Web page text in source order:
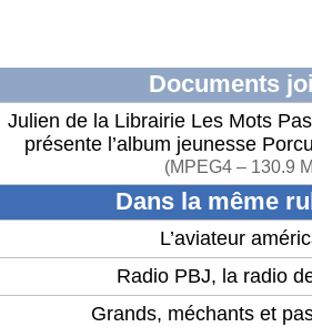
Documents
Julien de la Librairie Les Mots
présente l’album jeunesse
(MPEG4 – 130.9
Dans la même
L’aviateur
Radio PBJ, la radio
Grands, méchants et